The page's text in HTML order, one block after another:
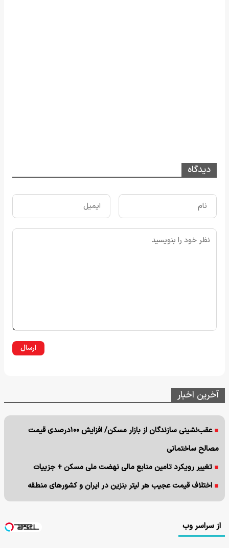
دیدگاه
ارسال
آخرین اخبار
عقب‌نشینی سازندگان از بازار مسکن/ افزایش ۱۰۰درصدی قیمت
مصالح ساختمانی
تغییر رویکرد تامین منابع مالی نهضت ملی مسکن + جزییات
اختلاف قیمت عجیب هر لیتر بنزین در ایران و کشورهای منطقه
از سراسر وب